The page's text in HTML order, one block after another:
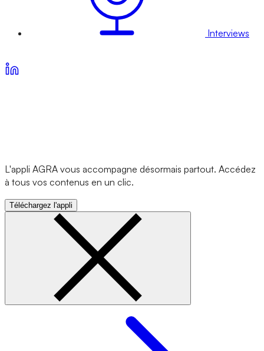
Interviews
L'appli AGRA vous accompagne désormais partout. Accédez
à tous vos contenus en un clic.
Téléchargez l'appli